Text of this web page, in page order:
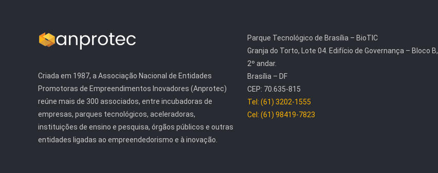
Criada em 1987, a Associação Nacional de Entidades
Promotoras de Empreendimentos Inovadores (Anprotec)
reúne mais de 300 associados, entre incubadoras de
empresas, parques tecnológicos, aceleradoras,
instituições de ensino e pesquisa, órgãos públicos e outras
entidades ligadas ao empreendedorismo e à inovação.
Parque Tecnológico de Brasília – BioTIC
Granja do Torto, Lote 04. Edifício de Governança – Bloco B,
2º andar.
Brasília – DF
CEP: 70.635-815
Tel: (61) 3202-1555
Cel: (61) 98419-7823